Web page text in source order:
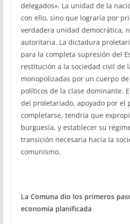
delegados». La unidad de la
con ello, sino que lograría por
verdadera unidad democrática,
autoritaria. La dictadura
para la completa supresión del
restitución a la sociedad civil de
monopolizadas por un cuerpo
políticos de la clase dominante.
del proletariado, apoyado por el
completarse, tendría que
burguesía, y establecer su
transición necesaria hacia la
comunismo.
La Comuna dio los primeros
economía planificada